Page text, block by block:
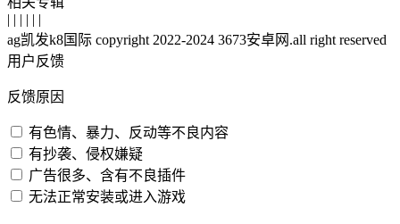
| | | | | |
ag凯发k8国际 copyright 2022-2024 3673安卓网.all right reserved
用户反馈
反馈原因
有色情、暴力、反动等不良内容
有抄袭、侵权嫌疑
广告很多、含有不良插件
无法正常安装或进入游戏